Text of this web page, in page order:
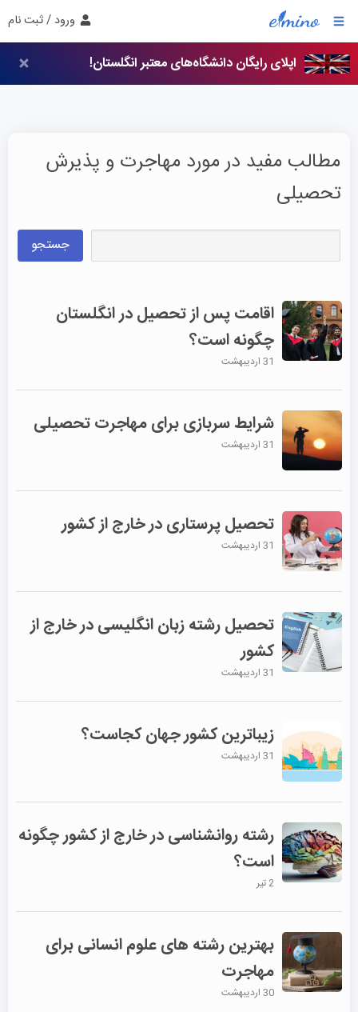
ورود / ثبت نام
اپلای رایگان دانشگاه‌های معتبر انگلستان!
مطالب مفید در مورد مهاجرت و پذیرش
تحصیلی
جستجو
اقامت پس از تحصیل در انگلستان
چگونه است؟
31 اردیبهشت
شرایط سربازی برای مهاجرت تحصیلی
31 اردیبهشت
تحصیل پرستاری در خارج از کشور
31 اردیبهشت
تحصیل رشته زبان انگلیسی در خارج از
کشور
31 اردیبهشت
زیباترین کشور جهان کجاست؟
31 اردیبهشت
رشته روانشناسی در خارج از کشور چگونه
است؟
2 تیر
بهترین رشته های علوم انسانی برای
مهاجرت
30 اردیبهشت